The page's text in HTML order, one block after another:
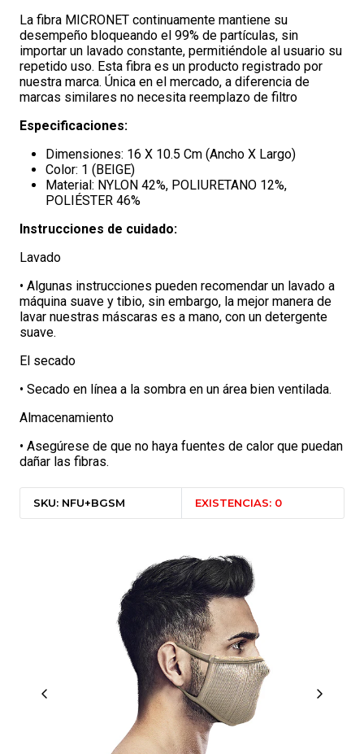
La fibra MICRONET continuamente mantiene su
desempeño bloqueando el 99% de partículas, sin
importar un lavado constante, permitiéndole al usuario su
repetido uso. Esta fibra es un producto registrado por
nuestra marca. Única en el mercado, a diferencia de
marcas similares no necesita reemplazo de filtro
Especificaciones:
Dimensiones: 16 X 10.5 Cm (Ancho X Largo)
Color: 1 (BEIGE)
Material: NYLON 42%, POLIURETANO 12%,
POLIÉSTER 46%
Instrucciones de cuidado:
Lavado
• Algunas instrucciones pueden recomendar un lavado a
máquina suave y tibio, sin embargo, la mejor manera de
lavar nuestras máscaras es a mano, con un detergente
suave.
El secado
• Secado en línea a la sombra en un área bien ventilada.
Almacenamiento
• Asegúrese de que no haya fuentes de calor que puedan
dañar las fibras.
SKU: NFU+BGSM EXISTENCIAS: 0